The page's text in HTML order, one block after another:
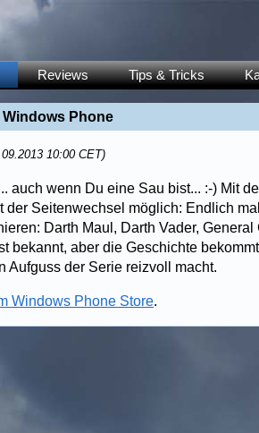
Reviews Tips & Tricks
Phone
10:00 CET)
auch wenn Du eine Sau bist... :-) Mit
der Seitenwechsel möglich: Endlich
Darth Maul, Darth Vader, General
bekannt, aber die Geschichte
Aufguss der Serie reizvoll macht.
Windows Phone Store.